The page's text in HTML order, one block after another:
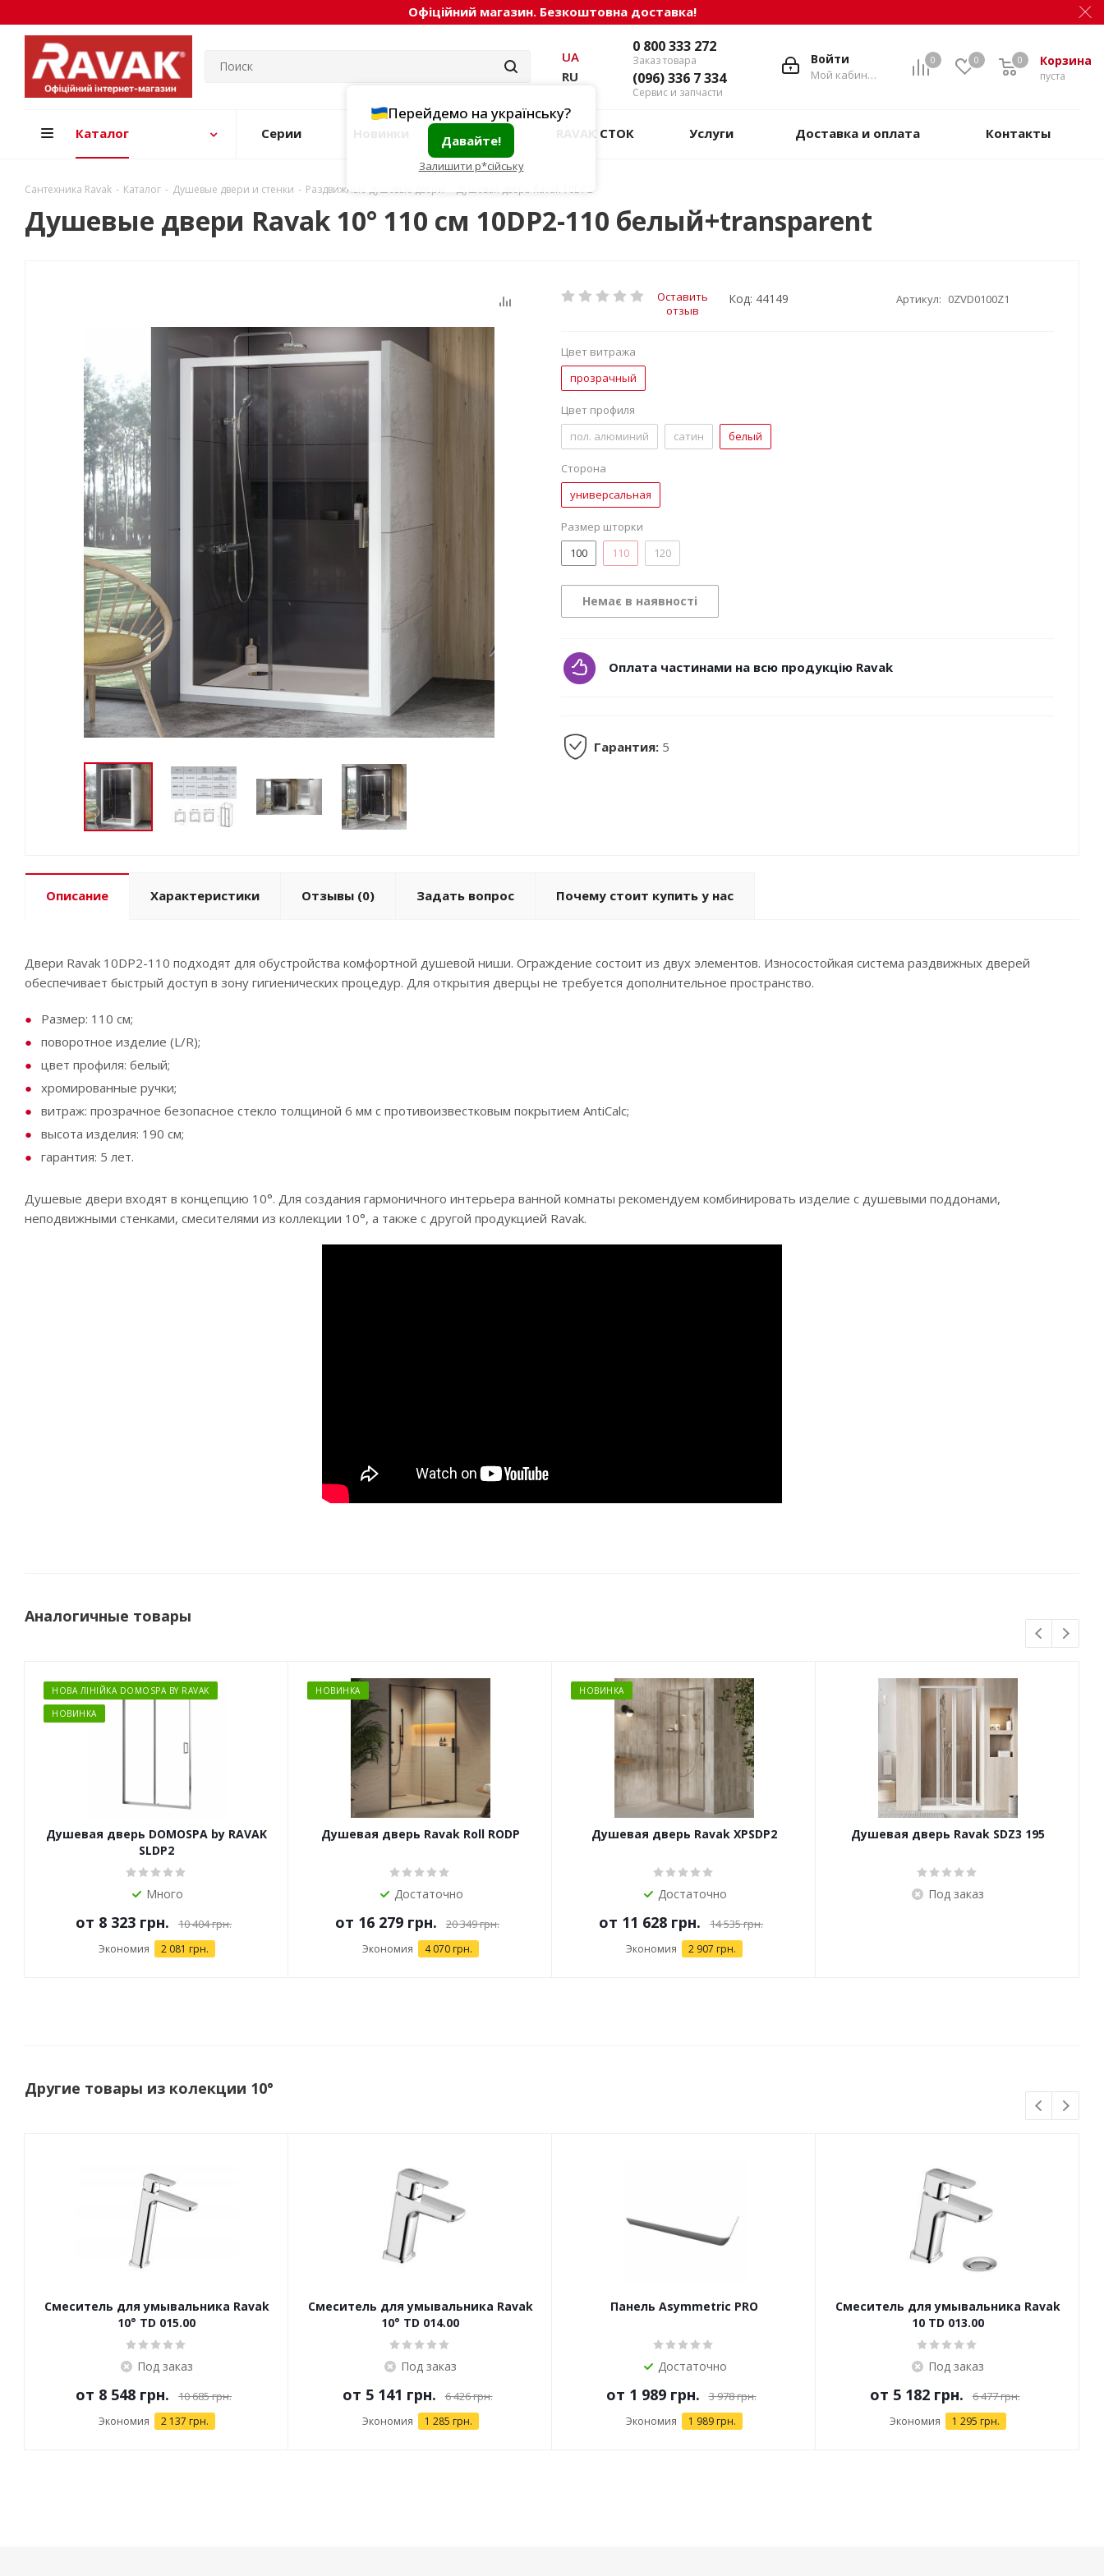
Офіційний магазин. Безкоштовна доставка!
0 0 Корзина
пуста
0
Войти
Мой кабинет
0 800 333 272
Заказ товара
(096) 336 7 334
Сервис и запчасти
UA
RU
Перейдемо на українську?
Давайте!
Залишити р*сійську
Каталог Серии Акции RAVAK СТОК Услуги Доставка и оплата Контакты
Сантехника Ravak - Каталог - Душевые двери и стенки - Раздвижные душевые двери Душевая дверь Ravak 10DP2
Душевые двери Ravak 10° 110 см 10DP2-110 белый+transparent
Оставить
отзыв
Код: 44149 Артикул: 0ZVD0100Z1
Цвет витража
прозрачный
Цвет профиля
пол. алюминий
сатин белый
Сторона
универсальная
Размер шторки
100
110 120
Немає в наявності
Оплата частинами на всю продукцію Ravak
Гарантия: 5
Описание Характеристики Отзывы (0) Задать вопрос Почему стоит купить у нас
Двери Ravak 10DP2-110 подходят для обустройства комфортной душевой ниши. Ограждение состоит из двух элементов. Износостойкая система раздвижных дверей
обеспечивает быстрый доступ в зону гигиенических процедур. Для открытия дверцы не требуется дополнительное пространство.
Размер: 110 см;
поворотное изделие (L/R);
цвет профиля: белый;
хромированные ручки;
витраж: прозрачное безопасное стекло толщиной 6 мм с противоизвестковым покрытием AntiCalc;
высота изделия: 190 см;
гарантия: 5 лет.
Душевые двери входят в концепцию 10°. Для создания гармоничного интерьера ванной комнаты рекомендуем комбинировать изделие с душевыми поддонами,
неподвижными стенками, смесителями из коллекции 10°, а также с другой продукцией Ravak.
Аналогичные товары
НОВА ЛІНІЙКА DOMOSPA BY RAVAK
НОВИНКА
Душевая дверь DOMOSPA by RAVAK
SLDP2
Много
от 8 323 грн. 10 404 грн.
Экономия 2 081 грн.
НОВИНКА
Душевая дверь Ravak Roll RODP
Достаточно
от 16 279 грн. 20 349 грн.
Экономия 4 070 грн.
НОВИНКА
Душевая дверь Ravak XPSDP2
Достаточно
от 11 628 грн. 14 535 грн.
Экономия 2 907 грн.
Душевая дверь Ravak SDZ3 195
Под заказ
Другие товары из колекции 10°
Смеситель для умывальника Ravak
10° TD 015.00
Под заказ
от 8 548 грн. 10 685 грн.
Экономия 2 137 грн.
Смеситель для умывальника Ravak
10° TD 014.00
Под заказ
от 5 141 грн. 6 426 грн.
Экономия 1 285 грн.
Панель Asymmetric PRO
Достаточно
от 1 989 грн. 3 978 грн.
Экономия 1 989 грн.
Смеситель для умывальника Ravak
10 TD 013.00
Под заказ
от 5 182 грн. 6 477 грн.
Экономия 1 295 грн.